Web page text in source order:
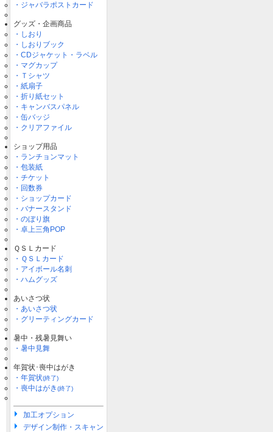
・ジャバラポストカード
グッズ・企画商品
・しおり
・しおりブック
・CDジャケット・ラベル
・マグカップ
・Ｔシャツ
・紙扇子
・折り紙セット
・キャンバスパネル
・缶バッジ
・クリアファイル
ショップ用品
・ランチョンマット
・包装紙
・チケット
・回数券
・ショップカード
・バナースタンド
・のぼり旗
・卓上三角POP
ＱＳＬカード
・ＱＳＬカード
・アイボール名刺
・ハムグッズ
あいさつ状
・あいさつ状
・グリーティングカード
暑中・残暑見舞い
・暑中見舞
年賀状･喪中はがき
・年賀状(終了)
・喪中はがき(終了)
加工オプション
デザイン制作・スキャン